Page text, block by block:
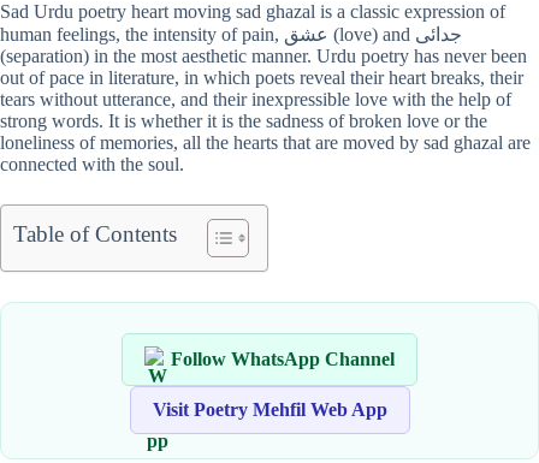
Sad Urdu poetry heart moving sad ghazal is a classic expression of
human feelings, the intensity of pain, عشق (love) and جدائی
(separation) in the most aesthetic manner. Urdu poetry has never been
out of pace in literature, in which poets reveal their heart breaks, their
tears without utterance, and their inexpressible love with the help of
strong words. It is whether it is the sadness of broken love or the
loneliness of memories, all the hearts that are moved by sad ghazal are
connected with the soul.
Table of Contents
Follow WhatsApp Channel
Visit Poetry Mehfil Web App